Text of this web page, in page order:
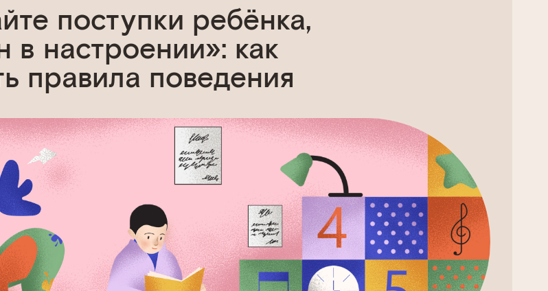
поступки ребёнка,
в настроении»: как
правила поведения